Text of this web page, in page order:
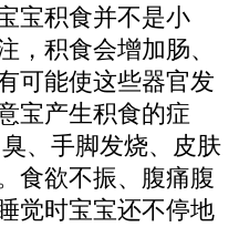
宝积食并不是小
，积食会增加肠、
可能使这些器官发
宝产生积食的症
、手脚发烧、皮肤
食欲不振、腹痛腹
觉时宝宝还不停地